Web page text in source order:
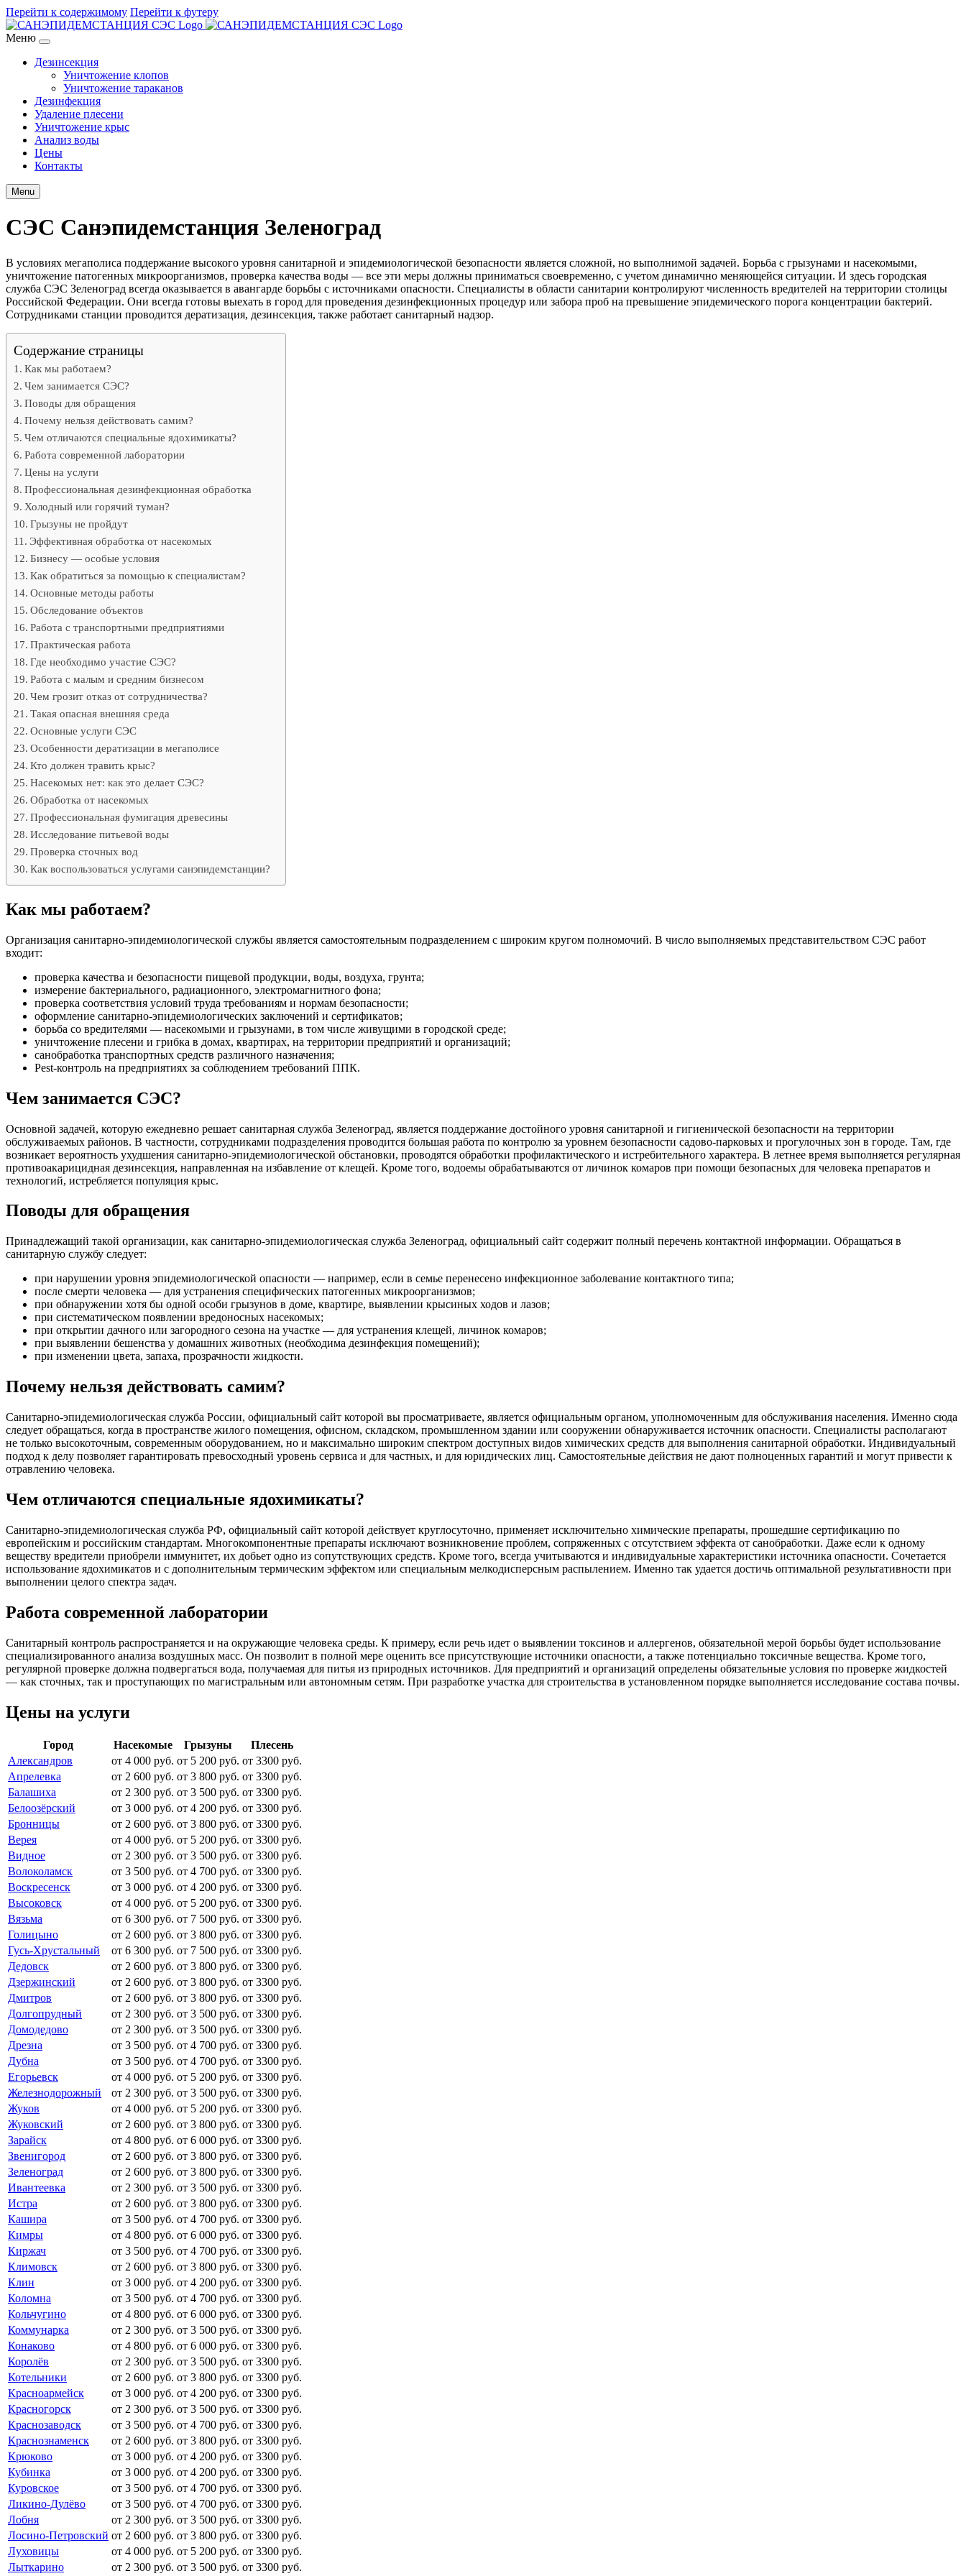
Перейти к содержимому Перейти к футеру
Меню
Дезинсекция
Уничтожение клопов
Уничтожение тараканов
Дезинфекция
Удаление плесени
Уничтожение крыс
Анализ воды
Цены
Контакты
Menu
СЭС Санэпидемстанция Зеленоград
В условиях мегаполиса поддержание высокого уровня санитарной и эпидемиологической безопасности является сложной, но выполнимой задачей. Борьба с грызунами и насекомыми,
уничтожение патогенных микроорганизмов, проверка качества воды — все эти меры должны приниматься своевременно, с учетом динамично меняющейся ситуации. И здесь городская
служба СЭС Зеленоград всегда оказывается в авангарде борьбы с источниками опасности. Специалисты в области санитарии контролируют численность вредителей на территории столицы
Российской Федерации. Они всегда готовы выехать в город для проведения дезинфекционных процедур или забора проб на превышение эпидемического порога концентрации бактерий.
Сотрудниками станции проводится дератизация, дезинсекция, также работает санитарный надзор.
Содержание страницы
Как мы работаем?
Чем занимается СЭС?
Поводы для обращения
Почему нельзя действовать самим?
Чем отличаются специальные ядохимикаты?
Работа современной лаборатории
Цены на услуги
Профессиональная дезинфекционная обработка
Холодный или горячий туман?
Грызуны не пройдут
Эффективная обработка от насекомых
Бизнесу — особые условия
Как обратиться за помощью к специалистам?
Основные методы работы
Обследование объектов
Работа с транспортными предприятиями
Практическая работа
Где необходимо участие СЭС?
Работа с малым и средним бизнесом
Чем грозит отказ от сотрудничества?
Такая опасная внешняя среда
Основные услуги СЭС
Особенности дератизации в мегаполисе
Кто должен травить крыс?
Насекомых нет: как это делает СЭС?
Обработка от насекомых
Профессиональная фумигация древесины
Исследование питьевой воды
Проверка сточных вод
Как воспользоваться услугами санэпидемстанции?
Как мы работаем?
Организация санитарно-эпидемиологической службы является самостоятельным подразделением с широким кругом полномочий. В число выполняемых представительством СЭС работ
входит:
проверка качества и безопасности пищевой продукции, воды, воздуха, грунта;
измерение бактериального, радиационного, электромагнитного фона;
проверка соответствия условий труда требованиям и нормам безопасности;
оформление санитарно-эпидемиологических заключений и сертификатов;
борьба со вредителями — насекомыми и грызунами, в том числе живущими в городской среде;
уничтожение плесени и грибка в домах, квартирах, на территории предприятий и организаций;
санобработка транспортных средств различного назначения;
Pest-контроль на предприятиях за соблюдением требований ППК.
Чем занимается СЭС?
Основной задачей, которую ежедневно решает санитарная служба Зеленоград, является поддержание достойного уровня санитарной и гигиенической безопасности на территории
обслуживаемых районов. В частности, сотрудниками подразделения проводится большая работа по контролю за уровнем безопасности садово-парковых и прогулочных зон в городе. Там, где
возникает вероятность ухудшения санитарно-эпидемиологической обстановки, проводятся обработки профилактического и истребительного характера. В летнее время выполняется регулярная
противоакарицидная дезинсекция, направленная на избавление от клещей. Кроме того, водоемы обрабатываются от личинок комаров при помощи безопасных для человека препаратов и
технологий, истребляется популяция крыс.
Поводы для обращения
Принадлежащий такой организации, как санитарно-эпидемиологическая служба Зеленоград, официальный сайт содержит полный перечень контактной информации. Обращаться в
санитарную службу следует:
при нарушении уровня эпидемиологической опасности — например, если в семье перенесено инфекционное заболевание контактного типа;
после смерти человека — для устранения специфических патогенных микроорганизмов;
при обнаружении хотя бы одной особи грызунов в доме, квартире, выявлении крысиных ходов и лазов;
при систематическом появлении вредоносных насекомых;
при открытии дачного или загородного сезона на участке — для устранения клещей, личинок комаров;
при выявлении бешенства у домашних животных (необходима дезинфекция помещений);
при изменении цвета, запаха, прозрачности жидкости.
Почему нельзя действовать самим?
Санитарно-эпидемиологическая служба России, официальный сайт которой вы просматриваете, является официальным органом, уполномоченным для обслуживания населения. Именно сюда
следует обращаться, когда в пространстве жилого помещения, офисном, складском, промышленном здании или сооружении обнаруживается источник опасности. Специалисты располагают
не только высокоточным, современным оборудованием, но и максимально широким спектром доступных видов химических средств для выполнения санитарной обработки. Индивидуальный
подход к делу позволяет гарантировать превосходный уровень сервиса и для частных, и для юридических лиц. Самостоятельные действия не дают полноценных гарантий и могут привести к
отравлению человека.
Чем отличаются специальные ядохимикаты?
Санитарно-эпидемиологическая служба РФ, официальный сайт которой действует круглосуточно, применяет исключительно химические препараты, прошедшие сертификацию по
европейским и российским стандартам. Многокомпонентные препараты исключают возникновение проблем, сопряженных с отсутствием эффекта от санобработки. Даже если к одному
веществу вредители приобрели иммунитет, их добьет одно из сопутствующих средств. Кроме того, всегда учитываются и индивидуальные характеристики источника опасности. Сочетается
использование ядохимикатов и с дополнительным термическим эффектом или специальным мелкодисперсным распылением. Именно так удается достичь оптимальной результативности при
выполнении целого спектра задач.
Работа современной лаборатории
Санитарный контроль распространяется и на окружающие человека среды. К примеру, если речь идет о выявлении токсинов и аллергенов, обязательной мерой борьбы будет использование
специализированного анализа воздушных масс. Он позволит в полной мере оценить все присутствующие источники опасности, а также потенциально токсичные вещества. Кроме того,
регулярной проверке должна подвергаться вода, получаемая для питья из природных источников. Для предприятий и организаций определены обязательные условия по проверке жидкостей
— как сточных, так и проступающих по магистральным или автономным сетям. При разработке участка для строительства в установленном порядке выполняется исследование состава почвы.
Цены на услуги
Город Насекомые Грызуны
Плесень
Александров
от 4 000 руб. от 5 200 руб. от 3300 руб.
Апрелевка
от 2 600 руб. от 3 800 руб. от 3300 руб.
Балашиха
от 2 300 руб. от 3 500 руб. от 3300 руб.
Белоозёрский
от 3 000 руб. от 4 200 руб. от 3300 руб.
Бронницы
от 2 600 руб. от 3 800 руб. от 3300 руб.
Верея
от 4 000 руб. от 5 200 руб. от 3300 руб.
Видное
от 2 300 руб. от 3 500 руб. от 3300 руб.
Волоколамск
от 3 500 руб. от 4 700 руб. от 3300 руб.
Воскресенск
от 3 000 руб. от 4 200 руб. от 3300 руб.
Высоковск
от 4 000 руб. от 5 200 руб. от 3300 руб.
Вязьма
от 6 300 руб. от 7 500 руб. от 3300 руб.
Голицыно
от 2 600 руб. от 3 800 руб. от 3300 руб.
Гусь-Хрустальный
от 6 300 руб. от 7 500 руб. от 3300 руб.
Дедовск
от 2 600 руб. от 3 800 руб. от 3300 руб.
Дзержинский
от 2 600 руб. от 3 800 руб. от 3300 руб.
Дмитров
от 2 600 руб. от 3 800 руб. от 3300 руб.
Долгопрудный
от 2 300 руб. от 3 500 руб. от 3300 руб.
Домодедово
от 2 300 руб. от 3 500 руб. от 3300 руб.
Дрезна
от 3 500 руб. от 4 700 руб. от 3300 руб.
Дубна
от 3 500 руб. от 4 700 руб. от 3300 руб.
Егорьевск
от 4 000 руб. от 5 200 руб. от 3300 руб.
Железнодорожный
от 2 300 руб. от 3 500 руб. от 3300 руб.
Жуков
от 4 000 руб. от 5 200 руб. от 3300 руб.
Жуковский
от 2 600 руб. от 3 800 руб. от 3300 руб.
Зарайск
от 4 800 руб. от 6 000 руб. от 3300 руб.
Звенигород
от 2 600 руб. от 3 800 руб. от 3300 руб.
Зеленоград
от 2 600 руб. от 3 800 руб. от 3300 руб.
Ивантеевка
от 2 300 руб. от 3 500 руб. от 3300 руб.
Истра
от 2 600 руб. от 3 800 руб. от 3300 руб.
Кашира
от 3 500 руб. от 4 700 руб. от 3300 руб.
Кимры
от 4 800 руб. от 6 000 руб. от 3300 руб.
Киржач
от 3 500 руб. от 4 700 руб. от 3300 руб.
Климовск
от 2 600 руб. от 3 800 руб. от 3300 руб.
Клин
от 3 000 руб. от 4 200 руб. от 3300 руб.
Коломна
от 3 500 руб. от 4 700 руб. от 3300 руб.
Кольчугино
от 4 800 руб. от 6 000 руб. от 3300 руб.
Коммунарка
от 2 300 руб. от 3 500 руб. от 3300 руб.
Конаково
от 4 800 руб. от 6 000 руб. от 3300 руб.
Королёв
от 2 300 руб. от 3 500 руб. от 3300 руб.
Котельники
от 2 600 руб. от 3 800 руб. от 3300 руб.
Красноармейск
от 3 000 руб. от 4 200 руб. от 3300 руб.
Красногорск
от 2 300 руб. от 3 500 руб. от 3300 руб.
Краснозаводск
от 3 500 руб. от 4 700 руб. от 3300 руб.
Краснознаменск
от 2 600 руб. от 3 800 руб. от 3300 руб.
Крюково
от 3 000 руб. от 4 200 руб. от 3300 руб.
Кубинка
от 3 000 руб. от 4 200 руб. от 3300 руб.
Куровское
от 3 500 руб. от 4 700 руб. от 3300 руб.
Ликино-Дулёво
от 3 500 руб. от 4 700 руб. от 3300 руб.
Лобня
от 2 300 руб. от 3 500 руб. от 3300 руб.
Лосино-Петровский от 2 600 руб. от 3 800 руб. от 3300 руб.
Луховицы
от 4 000 руб. от 5 200 руб. от 3300 руб.
Лыткарино
от 2 300 руб. от 3 500 руб. от 3300 руб.